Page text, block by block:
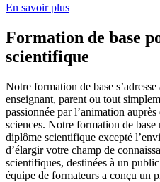
En savoir plus
Formation de base
scientifique
Notre formation de base
enseignant, parent ou tout
passionnée par l’animation
sciences. Notre formation de base
diplôme scientifique excepté
d’élargir votre champ de
scientifiques, destinées à un
équipe de formateurs a conçu un